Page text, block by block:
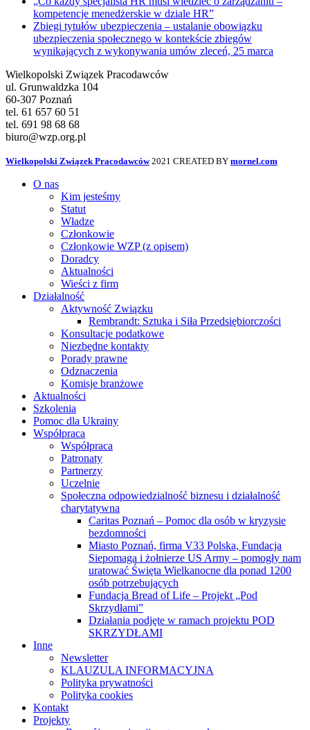
kompetencje menedżerskie w dziale HR”
Zbiegi tytułów ubezpieczenia – ustalanie obowiązku
ubezpieczenia społecznego w kontekście zbiegów
wynikających z wykonywania umów zleceń, 25 marca
Wielkopolski Związek Pracodawców
ul. Grunwaldzka 104
60-307 Poznań
tel. 61 657 60 51
tel. 691 98 68 68
biuro@wzp.org.pl
Wielkopolski Związek Pracodawców 2021 CREATED BY mornel.com
O nas
Kim jesteśmy
Statut
Władze
Członkowie
Członkowie WZP (z opisem)
Doradcy
Aktualności
Wieści z firm
Działalność
Aktywność Związku
Rembrandt: Sztuka i Siła Przedsiębiorczości
Konsultacje podatkowe
Niezbędne kontakty
Porady prawne
Odznaczenia
Komisje branżowe
Aktualności
Szkolenia
Pomoc dla Ukrainy
Współpraca
Współpraca
Patronaty
Partnerzy
Uczelnie
Społeczna odpowiedzialność biznesu i działalność
charytatywna
Caritas Poznań – Pomoc dla osób w kryzysie
bezdomności
Miasto Poznań, firma V33 Polska, Fundacja
Siepomaga i żołnierze US Army – pomogły nam
uratować Święta Wielkanocne dla ponad 1200
osób potrzebujących
Fundacja Bread of Life – Projekt „Pod
Skrzydłami”
Działania podjęte w ramach projektu POD
SKRZYDŁAMI
Inne
Newsletter
KLAUZULA INFORMACYJNA
Polityka prywatności
Polityka cookies
Kontakt
Projekty